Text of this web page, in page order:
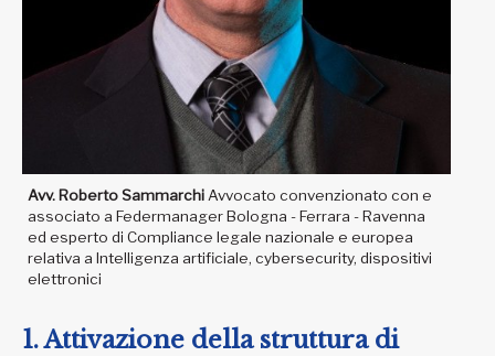
Avv. Roberto SammarchiAvvocato convenzionato con e
associato a Federmanager Bologna - Ferrara - Ravenna
ed esperto di Compliance legale nazionale e europea
relativa a Intelligenza artificiale, cybersecurity, dispositivi
elettronici
1. Attivazione della struttura di